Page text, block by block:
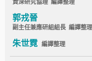
資深研究協理 編譯整理
郭戎晉
副主任兼應研組組長 編譯整理
朱世霓 編譯整理